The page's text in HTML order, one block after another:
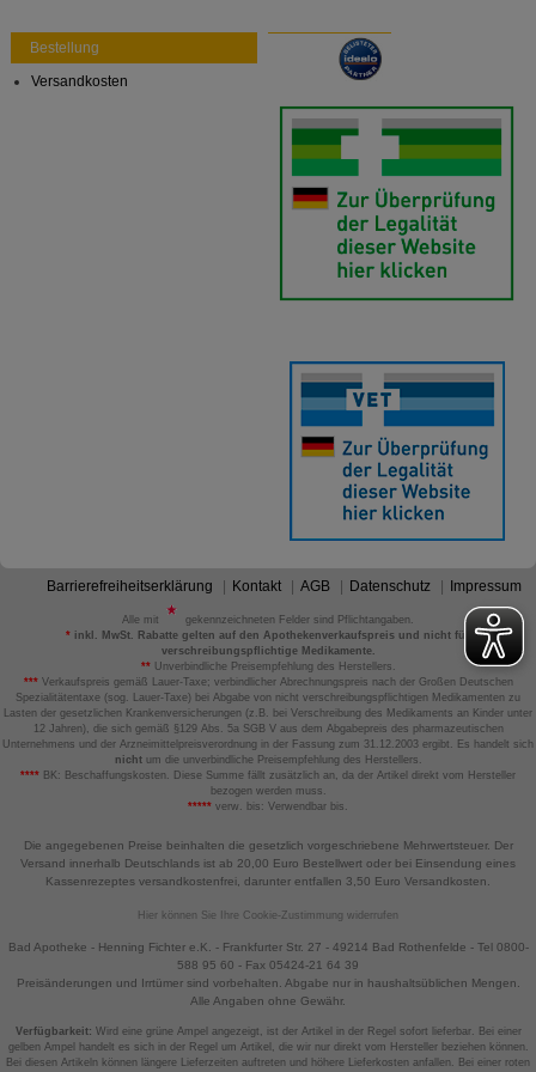
anzuzeigen und unser Partnerprogramm zu
betreiben.
Informationen über die Art und Weise der Nutzung
unserer Website sammeln, mit deren Hilfe wir unsere
Website weiter für Sie optimieren können, den Inhalt
auf unserer Website aber auch die Werbung auf
Drittseiten möglichst relevant für Sie zu gestalten.
Bitte beachten Sie, dass Daten hierfür teilweise an
Dritte wie z.B. Google oder soziale Medien
Bestellung
Versandkosten
Barrierefreiheitserklärung Kontakt AGB Datenschutz Impressum
Alle mit
gekennzeichneten Felder sind Pflichtangaben.
* inkl. MwSt. Rabatte gelten auf den Apothekenverkaufspreis und nicht für
verschreibungspflichtige Medikamente.
**Unverbindliche Preisempfehlung des Herstellers.
***Verkaufspreis gemäß Lauer-Taxe; verbindlicher Abrechnungspreis nach der Großen Deutschen
Spezialitätentaxe (sog. Lauer-Taxe) bei Abgabe von nicht verschreibungspflichtigen Medikamenten zu
Lasten der gesetzlichen Krankenversicherungen (z.B. bei Verschreibung des Medikaments an Kinder unter
12 Jahren), die sich gemäß §129 Abs. 5a SGB V aus dem Abgabepreis des pharmazeutischen
Unternehmens und der Arzneimittelpreisverordnung in der Fassung zum 31.12.2003 ergibt. Es handelt sich
nichtum die unverbindliche Preisempfehlung des Herstellers.
**** BK: Beschaffungskosten. Diese Summe fällt zusätzlich an, da der Artikel direkt vom Hersteller
bezogen werden muss.
***** verw. bis: Verwendbar bis.
Die angegebenen Preise beinhalten die gesetzlich vorgeschriebene Mehrwertsteuer. Der
Versand innerhalb Deutschlands ist ab 20,00 Euro Bestellwert oder bei Einsendung eines
Kassenrezeptes versandkostenfrei, darunter entfallen 3,50 Euro Versandkosten.
Hier können Sie Ihre Cookie-Zustimmung widerrufen
Bad Apotheke - Henning Fichter e.K. - Frankfurter Str. 27 - 49214 Bad Rothenfelde - Tel 0800-
588 95 60 - Fax 05424-21 64 39
Preisänderungen und Irrtümer sind vorbehalten. Abgabe nur in haushaltsüblichen Mengen.
Alle Angaben ohne Gewähr.
Verfügbarkeit: Wird eine grüne Ampel angezeigt, ist der Artikel in der Regel sofort lieferbar. Bei einer
gelben Ampel handelt es sich in der Regel um Artikel, die wir nur direkt vom Hersteller beziehen können.
Bei diesen Artikeln können längere Lieferzeiten auftreten und höhere Lieferkosten anfallen. Bei einer roten